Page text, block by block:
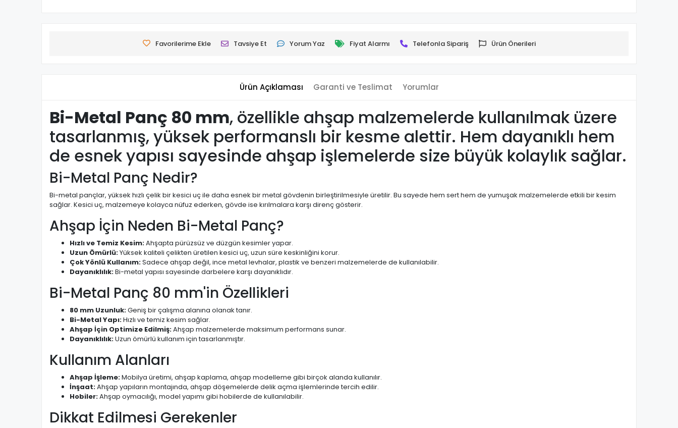
Favorilerime Ekle Tavsiye Et Yorum Yaz Fiyat Alarmı Telefonla Sipariş Ürün Önerileri
Ürün Açıklaması Garanti ve Teslimat Yorumlar
Bi-Metal Panç 80 mm, özellikle ahşap malzemelerde kullanılmak üzere
tasarlanmış, yüksek performanslı bir kesme alettir. Hem dayanıklı hem
de esnek yapısı sayesinde ahşap işlemelerde size büyük kolaylık sağlar.
Bi-Metal Panç Nedir?
Bi-metal pançlar, yüksek hızlı çelik bir kesici uç ile daha esnek bir metal gövdenin birleştirilmesiyle üretilir. Bu sayede hem sert hem de yumuşak malzemelerde etkili bir kesim
sağlar. Kesici uç, malzemeye kolayca nüfuz ederken, gövde ise kırılmalara karşı direnç gösterir.
Ahşap İçin Neden Bi-Metal Panç?
Hızlı ve Temiz Kesim:Ahşapta pürüzsüz ve düzgün kesimler yapar.
Uzun Ömürlü:Yüksek kaliteli çelikten üretilen kesici uç, uzun süre keskinliğini korur.
Çok Yönlü Kullanım:Sadece ahşap değil, ince metal levhalar, plastik ve benzeri malzemelerde de kullanılabilir.
Dayanıklılık:Bi-metal yapısı sayesinde darbelere karşı dayanıklıdır.
Bi-Metal Panç 80 mm'in Özellikleri
80 mm Uzunluk:Geniş bir çalışma alanına olanak tanır.
Bi-Metal Yapı:Hızlı ve temiz kesim sağlar.
Ahşap İçin Optimize Edilmiş:Ahşap malzemelerde maksimum performans sunar.
Dayanıklılık:Uzun ömürlü kullanım için tasarlanmıştır.
Kullanım Alanları
Ahşap İşleme:Mobilya üretimi, ahşap kaplama, ahşap modelleme gibi birçok alanda kullanılır.
İnşaat:Ahşap yapıların montajında, ahşap döşemelerde delik açma işlemlerinde tercih edilir.
Hobiler:Ahşap oymacılığı, model yapımı gibi hobilerde de kullanılabilir.
Dikkat Edilmesi Gerekenler